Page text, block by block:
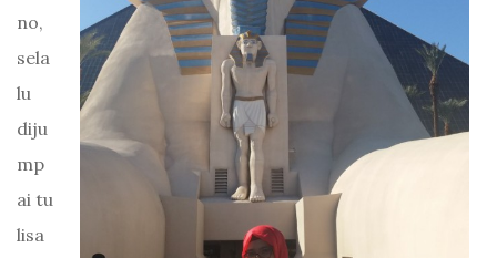
no,
sela
lu
diju
mp
ai tu
lisa